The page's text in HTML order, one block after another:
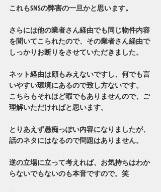
これもSNSの弊害の一旦かと思います。
さらには他の業者さん経由でも同じ物件内容
を聞いてこられたので、その業者さん経由で
しっかりお断りをさせていただきました。
ネット経由は顔もみえないですし、何でも言
いやすい環境にあるので致し方ないです。
こちらもそれほど暇でもありませんので、ご
理解いただければと思います。
とりあえず愚痴っぽい内容になりましたが、
話のネタにはなるので問題はありません。
逆の立場に立って考えれば、お気持ちはわか
らないでもないのも本音ですので。笑